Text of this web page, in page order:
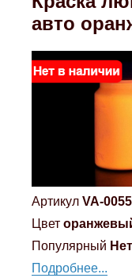
авто
Артикул VA-0055
Цвет
Популярный Нет
Подробнее...